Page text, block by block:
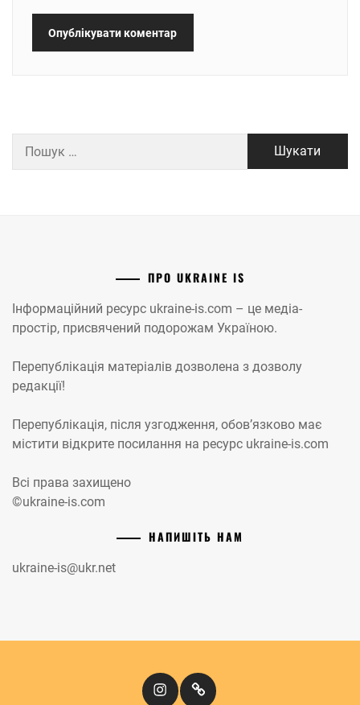
ПРО UKRAINE IS
Інформаційний ресурс ukraine-is.com – це медіа-
простір, присвячений подорожам Україною.
Перепублікація матеріалів дозволена з дозволу
редакції!
Перепублікація, після узгодження, обов’язково має
містити відкрите посилання на ресурс ukraine-is.com
Всі права захищено
©ukraine-is.com
НАПИШІТЬ НАМ
ukraine-is@ukr.net
InstagramКіномандри